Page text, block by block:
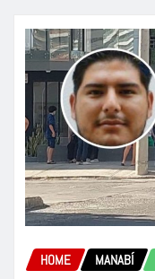
HOME MANABÍ